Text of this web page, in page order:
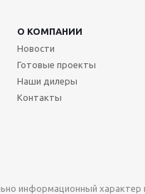
О КОМПАНИИ
Новости
Готовые проекты
Наши дилеры
Контакты
информационный